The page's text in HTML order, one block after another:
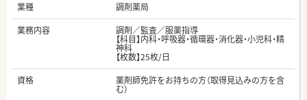
業種
調剤薬局
業務内容
調剤／監査／服薬指導
【科目】内科・呼吸器・循環器・消化器・小児科・精
神科
【枚数】25枚/日
資格
薬剤師免許をお持ちの方（取得見込みの方を含
む）